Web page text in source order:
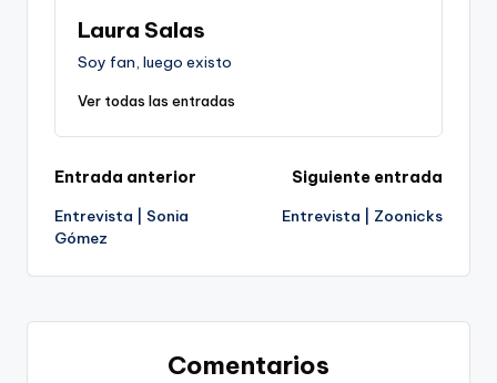
Laura Salas
Soy fan, luego existo
Ver todas las entradas
Navegación
de
entradas
Entrada anterior
Entrevista | Sonia
Gómez
Siguiente entrada
Entrevista | Zoonicks
Comentarios